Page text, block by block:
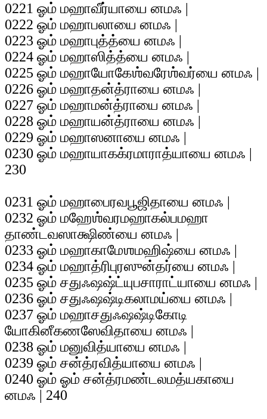
0221 ஓம் மஹாவீர்யாயை னமஃ |
0222 ஓம் மஹாபலாயை னமஃ |
0223 ஓம் மஹாபுத்த்யை னமஃ |
0224 ஓம் மஹாஸித்த்யை னமஃ |
0225 ஓம் மஹாயோகேஶ்வரேஶ்வர்யை னமஃ |
0226 ஓம் மஹாதன்த்ராயை னமஃ |
0227 ஓம் மஹாமன்த்ராயை னமஃ |
0228 ஓம் மஹாயன்த்ராயை னமஃ |
0229 ஓம் மஹாஸனாயை னமஃ |
0230 ஓம் மஹாயாகக்ரமாராத்யாயை னமஃ |
230
0231 ஓம் மஹாபைரவபூஜிதாயை னமஃ |
0232 ஓம் மஹேஶ்வரமஹாகல்பமஹா
தாண்டவஸாக்ஷிண்யை னமஃ |
0233 ஓம் மஹாகாமேஶமஹிஷ்யை னமஃ |
0234 ஓம் மஹாத்ரிபுரஸுன்தர்யை னமஃ |
0235 ஓம் சதுஃஷஷ்ட்யுபசாராட்யாயை னமஃ |
0236 ஓம் சதுஃஷஷ்டிகலாமய்யை னமஃ |
0237 ஓம் மஹாசதுஃஷஷ்டிகோடி
யோகினீகணஸேவிதாயை னமஃ |
0238 ஓம் மனுவித்யாயை னமஃ |
0239 ஓம் சன்த்ரவித்யாயை னமஃ |
0240 ஓம் ஓம் சன்த்ரமண்டலமத்யகாயை
னமஃ | 240